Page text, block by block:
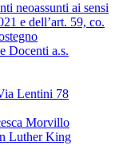
neoassunti ai sensi
e dell’art. 59, co.
Docenti a.s.
Lentini 78
Morvillo
Luther King